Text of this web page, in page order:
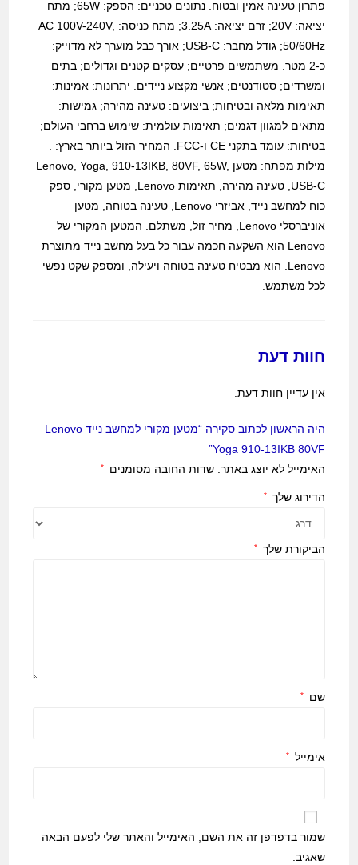
פתרון טעינה אמין ובטוח. נתונים טכניים: הספק: 65W; מתח
יציאה: 20V; זרם יציאה: 3.25A; מתח כניסה: AC 100V-240V,
50/60Hz; גודל מחבר: USB-C; אורך כבל מוערך לא מדוייק:
כ-2 מטר. משתמשים פרטיים; עסקים קטנים וגדולים; בתים
ומשרדים; סטודנטים; אנשי מקצוע ניידים. יתרונות: אמינות:
תאימות מלאה ובטיחות; ביצועים: טעינה מהירה; גמישות:
מתאים למגוון דגמים; תאימות עולמית: שימוש ברחבי העולם;
בטיחות: עומד בתקני CE ו-FCC. המחיר הזול ביותר בארץ: .
מילות מפתח: מטען Lenovo, Yoga, 910-13IKB, 80VF, 65W,
USB-C, טעינה מהירה, תאימות Lenovo, מטען מקורי, ספק
כוח למחשב נייד, אביזרי Lenovo, טעינה בטוחה, מטען
אוניברסלי Lenovo, מחיר זול, משתלם. המטען המקורי של
Lenovo הוא השקעה חכמה עבור כל בעל מחשב נייד מתוצרת
Lenovo. הוא מבטיח טעינה בטוחה ויעילה, ומספק שקט נפשי
לכל משתמש.
חוות דעת
אין עדיין חוות דעת.
היה הראשון לכתוב סקירה “מטען מקורי למחשב נייד Lenovo
Yoga 910-13IKB 80VF”
האימייל לא יוצג באתר. שדות החובה מסומנים *
הדירוג שלך *
הביקורת שלך *
שם *
אימייל *
שמור בדפדפן זה את השם, האימייל והאתר שלי לפעם הבאה
שאגיב.